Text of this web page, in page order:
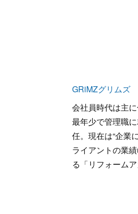
GRiMZグリムズ
会社員時代は主
最年少で管理職
任。現在は“企業
ライアントの業
る「リフォーム